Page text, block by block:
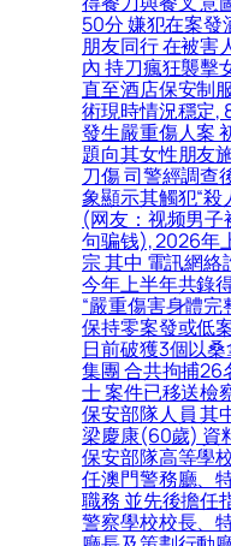
50分 嫌犯在案發
朋友同行 在被害
內 持刀瘋狂襲擊
直至酒店保安制
術現時情況穩定,
發生嚴重傷人案
題向其女性朋友
刀傷 司警經調查
象顯示其觸犯“殺
(网友：视频男
句骗钱), 2026年
宗 其中 電訊網
今年上半年共錄
“嚴重傷害身體
保持零案發或低
日前破獲3個以
集團 合共拘捕26
士 案件已移送檢
保安部隊人員 其
梁慶康(60歲) 資
保安部隊高等學
任澳門警務廳、
職務 並先後擔任
警察學校校長、